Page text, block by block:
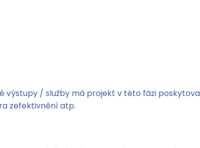
výstupy / služby má projekt v této fázi
zefektivnění atp.